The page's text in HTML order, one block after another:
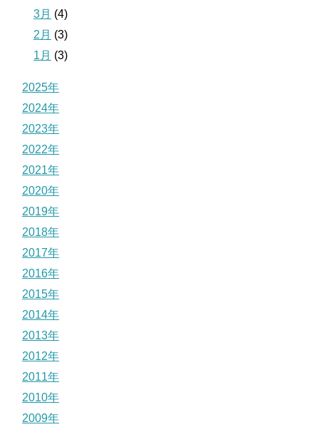
3月 (4)
2月 (3)
1月 (3)
2025年
2024年
2023年
2022年
2021年
2020年
2019年
2018年
2017年
2016年
2015年
2014年
2013年
2012年
2011年
2010年
2009年